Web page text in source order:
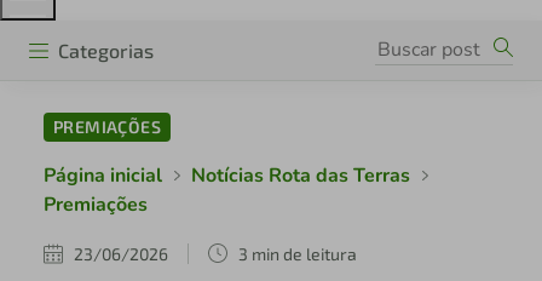
Categorias
PREMIAÇÕES
Página inicial
Notícias Rota das Terras
Premiações
23/06/2026 3 min de leitura